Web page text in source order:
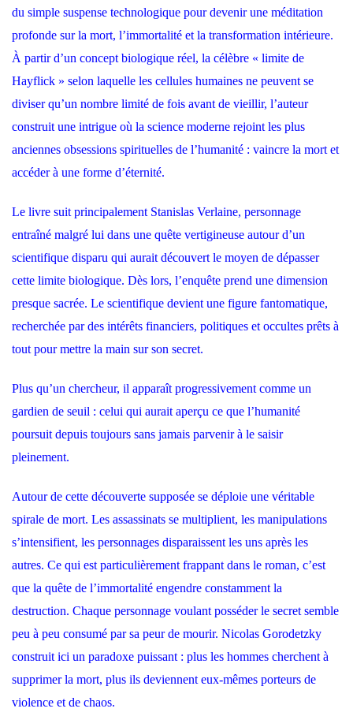
du simple suspense technologique pour devenir une méditation
profonde sur la mort, l’immortalité et la transformation intérieure.
À partir d’un concept biologique réel, la célèbre « limite de
Hayflick » selon laquelle les cellules humaines ne peuvent se
diviser qu’un nombre limité de fois avant de vieillir, l’auteur
construit une intrigue où la science moderne rejoint les plus
anciennes obsessions spirituelles de l’humanité : vaincre la mort et
accéder à une forme d’éternité.
Le livre suit principalement Stanislas Verlaine, personnage
entraîné malgré lui dans une quête vertigineuse autour d’un
scientifique disparu qui aurait découvert le moyen de dépasser
cette limite biologique. Dès lors, l’enquête prend une dimension
presque sacrée. Le scientifique devient une figure fantomatique,
recherchée par des intérêts financiers, politiques et occultes prêts à
tout pour mettre la main sur son secret.
Plus qu’un chercheur, il apparaît progressivement comme un
gardien de seuil : celui qui aurait aperçu ce que l’humanité
poursuit depuis toujours sans jamais parvenir à le saisir
pleinement.
Autour de cette découverte supposée se déploie une véritable
spirale de mort. Les assassinats se multiplient, les manipulations
s’intensifient, les personnages disparaissent les uns après les
autres. Ce qui est particulièrement frappant dans le roman, c’est
que la quête de l’immortalité engendre constamment la
destruction. Chaque personnage voulant posséder le secret semble
peu à peu consumé par sa peur de mourir. Nicolas Gorodetzky
construit ici un paradoxe puissant : plus les hommes cherchent à
supprimer la mort, plus ils deviennent eux-mêmes porteurs de
violence et de chaos.